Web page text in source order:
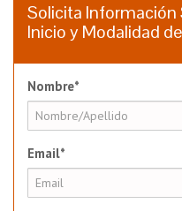
Solicita Información
Inicio y Modalidad
Nombre*
Email*